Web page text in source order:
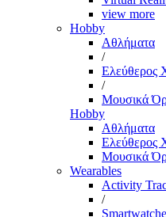
view more
Hobby
Αθλήματα
/
Ελεύθερος
/
Μουσικά
Hobby
Αθλήματα
Ελεύθερος
Μουσικά
Wearables
Activity
/